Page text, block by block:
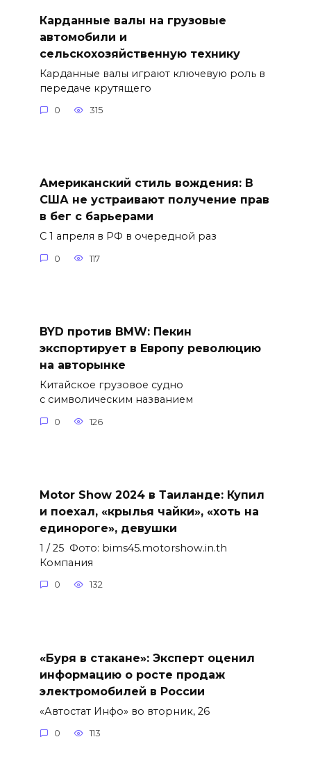
Карданные валы на грузовые
автомобили и
сельскохозяйственную технику
Карданные валы играют ключевую роль в
передаче крутящего
0 315
Американский стиль вождения: В
США не устраивают получение прав
в бег с барьерами
С 1 апреля в РФ в очередной раз
0 117
BYD против BMW: Пекин
экспортирует в Европу революцию
на авторынке
Китайское грузовое судно
с символическим названием
0 126
Motor Show 2024 в Таиланде: Купил
и поехал, «крылья чайки», «хоть на
единороге», девушки
1 / 25 Фото: bims45.motorshow.in.th
Компания
0 132
«Буря в стакане»: Эксперт оценил
информацию о росте продаж
электромобилей в России
«Автостат Инфо» во вторник, 26
0 113